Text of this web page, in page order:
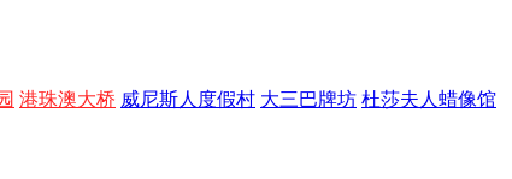
港珠澳大桥 威尼斯人度假村 大三巴牌坊 杜莎夫人蜡像馆